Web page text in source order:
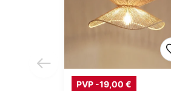
PVP -19,00 €